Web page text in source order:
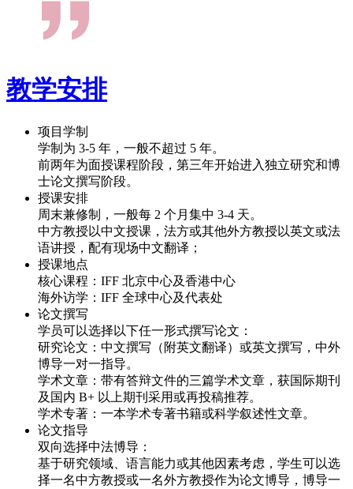
教学安排
项目学制
学制为 3-5 年，一般不超过 5 年。
前两年为面授课程阶段，第三年开始进入独立研究和博
士论文撰写阶段。
授课安排
周末兼修制，一般每 2 个月集中 3-4 天。
中方教授以中文授课，法方或其他外方教授以英文或法
语讲授，配有现场中文翻译；
授课地点
核心课程：IFF 北京中心及香港中心
海外访学：IFF 全球中心及代表处
论文撰写
学员可以选择以下任一形式撰写论文：
研究论文：中文撰写（附英文翻译）或英文撰写，中外
博导一对一指导。
学术文章：带有答辩文件的三篇学术文章，获国际期刊
及国内 B+ 以上期刊采用或再投稿推荐。
学术专著：一本学术专著书籍或科学叙述性文章。
论文指导
双向选择中法博导：
基于研究领域、语言能力或其他因素考虑，学生可以选